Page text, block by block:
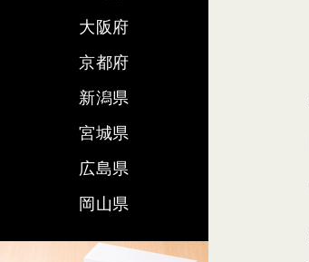
大阪府
京都府
新潟県
宮城県
広島県
岡山県